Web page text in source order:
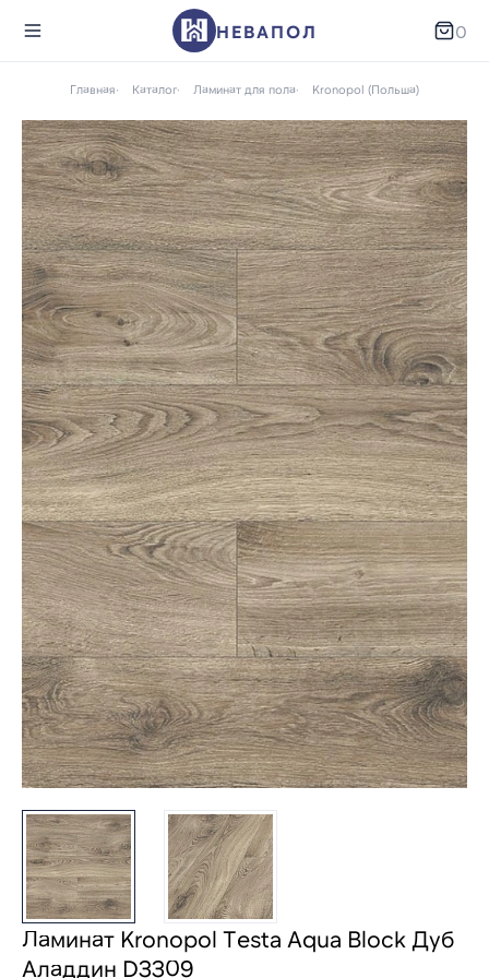
НЕВАПОЛ 0
Главная Каталог Ламинат для пола Kronopol (Польша)
Ламинат Kronopol Testa Aqua Block Дуб
Аладдин D3309